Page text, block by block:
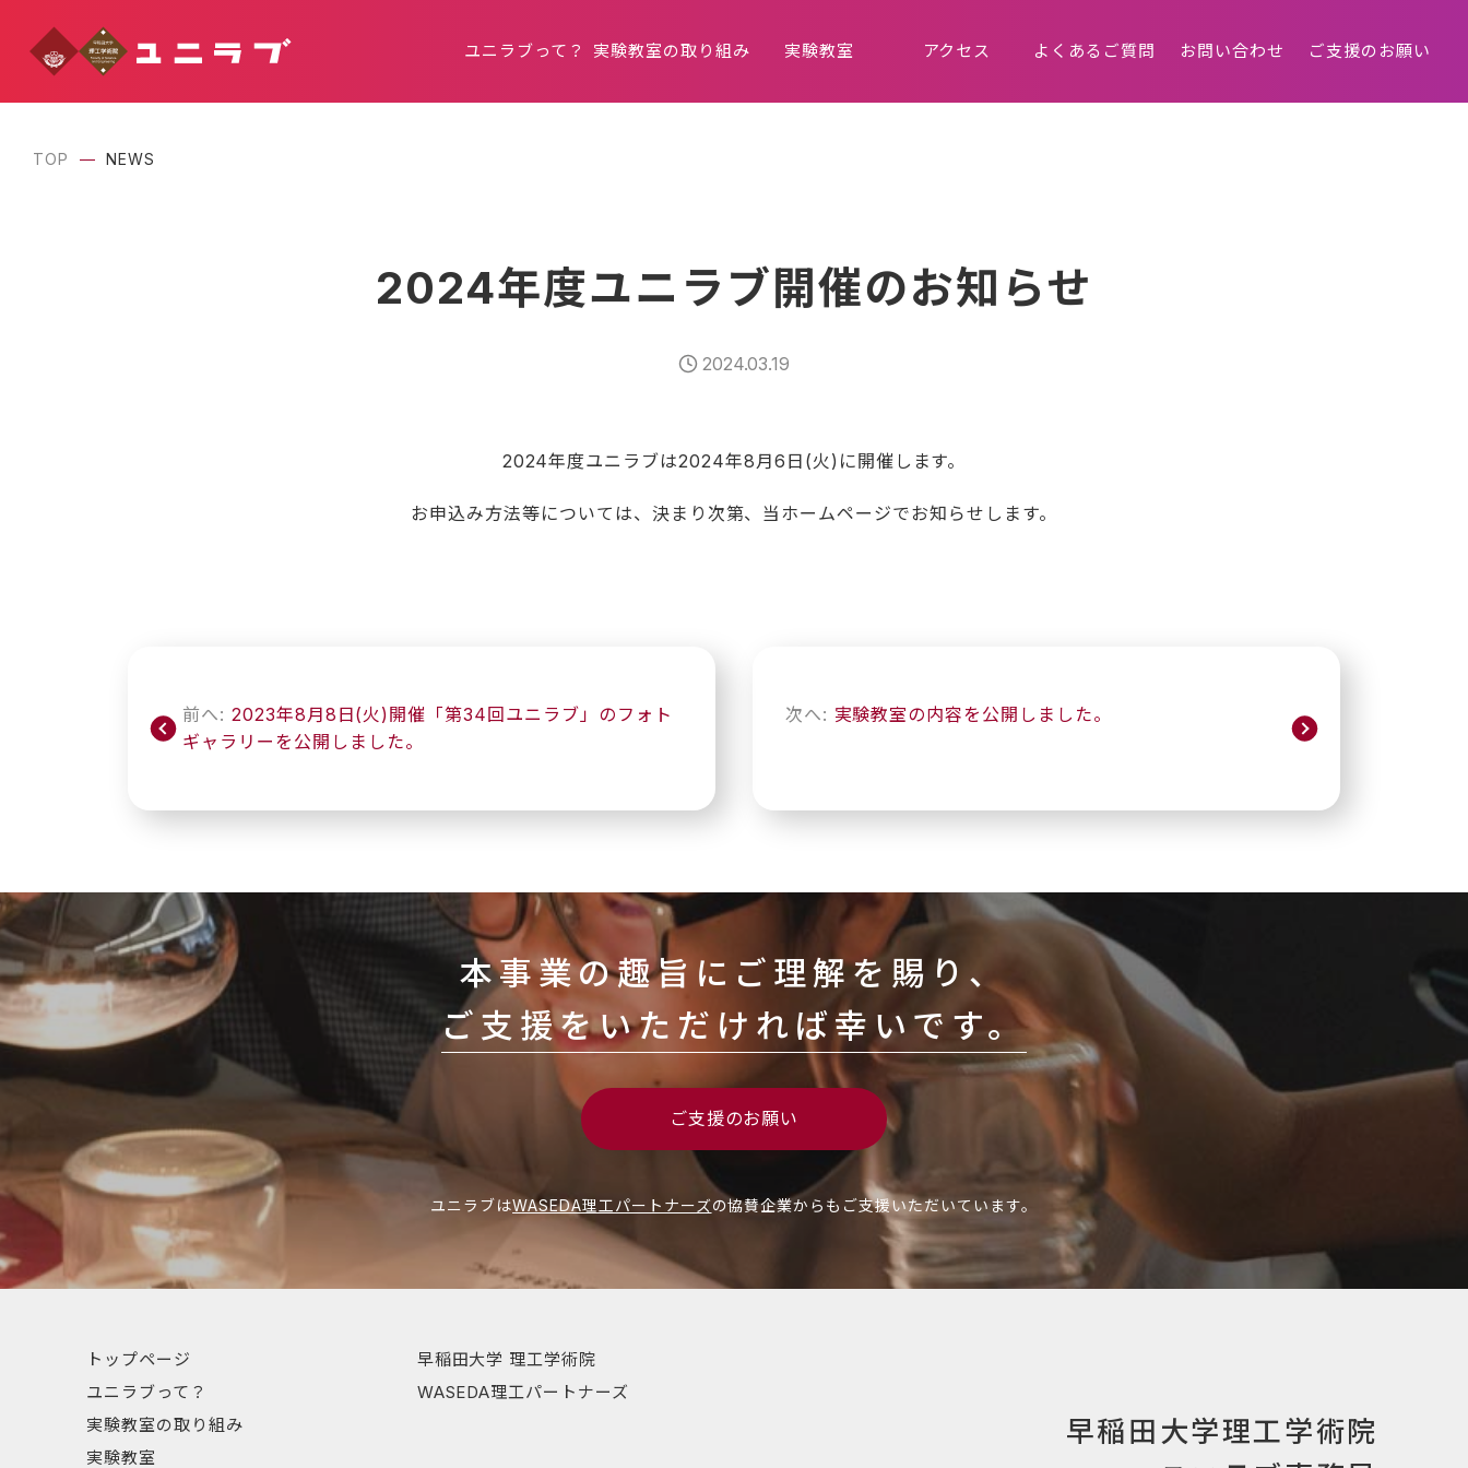
ユニラブって？ 実験教室の取り組み 実験教室 アクセス よくあるご質問 お問い合わせ ご支援のお願い
TOP NEWS
2024年度ユニラブ開催のお知らせ
2024.03.19
2024年度ユニラブは2024年8月6日(火)に開催します。
お申込み方法等については、決まり次第、当ホームページでお知らせします。
ナ
ビ
ー
シ
ョ
ン
前へ: 2023年8月8日(火)開催「第34回ユニラブ」のフォト
ギャラリーを公開しました。
次へ: 実験教室の内容を公開しました。
本事業の趣旨にご理解を賜り、
ご支援をいただければ幸いです。
ご支援のお願い
ユニラブはWASEDA理工パートナーズの協賛企業からもご支援いただいています。
トップページ
ユニラブって？
実験教室の取り組み
実験教室
早稲田大学 理工学術院
WASEDA理工パートナーズ
早稲田大学理工学術院